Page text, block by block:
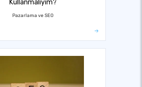
Kullanmalıyım?
Pazarlama ve SEO